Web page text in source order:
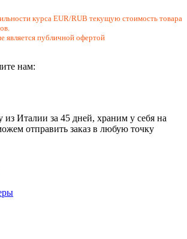
курса EUR/RUB текущую стоимость товара
является публичной офертой
нам:
из Италии за 45 дней, храним у себя на
отправить заказ в любую точку